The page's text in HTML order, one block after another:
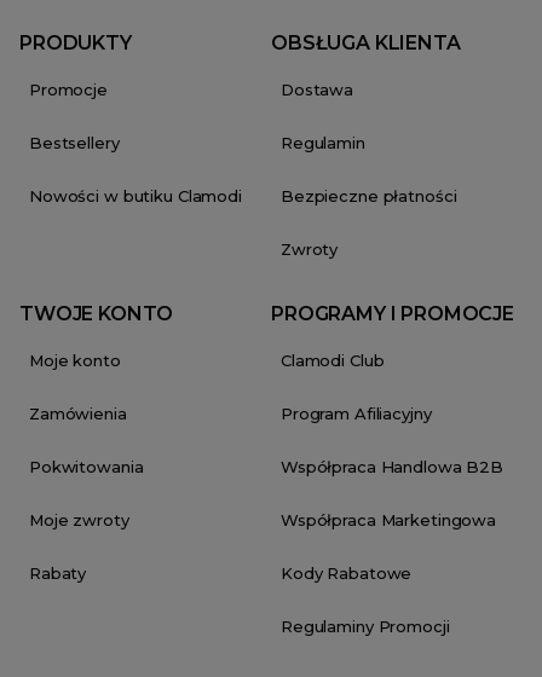
PRODUKTY
Promocje
Bestsellery
Nowości w butiku Clamodi
OBSŁUGA KLIENTA
Dostawa
Regulamin
Bezpieczne płatności
Zwroty
TWOJE KONTO
Moje konto
Zamówienia
Pokwitowania
Moje zwroty
Rabaty
PROGRAMY I PROMOCJE
Clamodi Club
Program Afiliacyjny
Współpraca Handlowa B2B
Współpraca Marketingowa
Kody Rabatowe
Regulaminy Promocji